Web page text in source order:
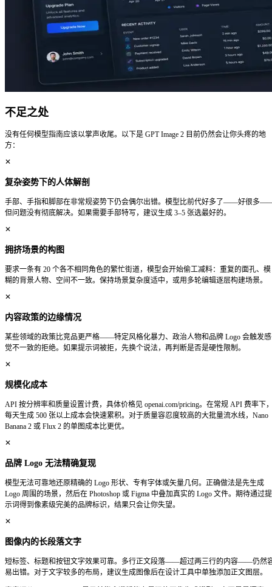
3 条大多数人都会踩的提示词误区
基础公式让你入门。这三个习惯决定你能不能稳定出好图，
1. 把最重要的内容放在最前面
GPT Image 2 对提示词前段内容的权重更高。如果你一开头写
质感」，模型可能会把这种氛围凌驾于你真正想要的主体之
和核心风格，再逐步叠加光线、背景、次要元素等细节。
推荐顺序
第 1 位 — 主体：「白色大理石台面上的一瓶护肤精华」
第 2 位— 风格：「产品摄影风格，编辑级质感」
第 3 位— 光线与构图：「顶部柔和散射光，微弱阴影」